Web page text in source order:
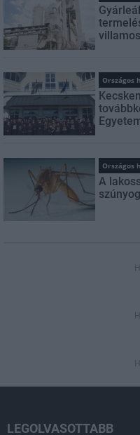
Országos
Országos
A
LEGOLVASOTTABB